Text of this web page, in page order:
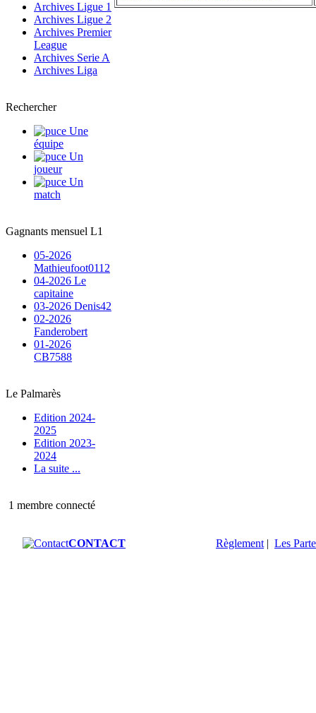
Archives Ligue 1
Archives Ligue 2
Archives Premier
League
Archives Serie A
Archives Liga
Rechercher
Une
équipe
Un
joueur
Un
match
Gagnants mensuel L1
05-2026
Mathieufoot0112
04-2026 Le
capitaine
03-2026 Denis42
02-2026
Fanderobert
01-2026
CB7588
Le Palmarès
Edition 2024-
2025
Edition 2023-
2024
La suite ...
1 membre connecté
CONTACT Règlement | Les